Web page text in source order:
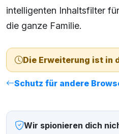
intelligenten Inhaltsfilter
die ganze Familie.
Die Erweiterung ist in
Schutz für andere
Wir spionieren dich